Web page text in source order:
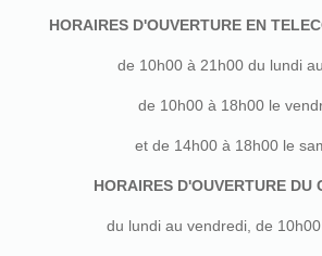
HORAIRES D'OUVERTURE EN
de 10h00 à 21h00 du lundi
de 10h00 à 18h00 le
et de 14h00 à 18h00 le
HORAIRES D'OUVERTURE DU
du lundi au vendredi, de